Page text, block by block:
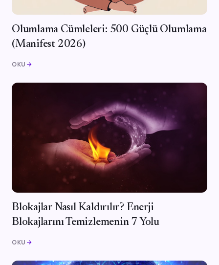
Olumlama Cümleleri: 500 Güçlü Olumlama
(Manifest 2026)
OKU arrow_forward
Blokajlar Nasıl Kaldırılır? Enerji
Blokajlarını Temizlemenin 7 Yolu
OKU arrow_forward